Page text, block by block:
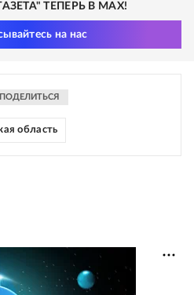
ТЕПЕРЬ В MAX!
на нас
ПОДЕЛИТЬСЯ
область